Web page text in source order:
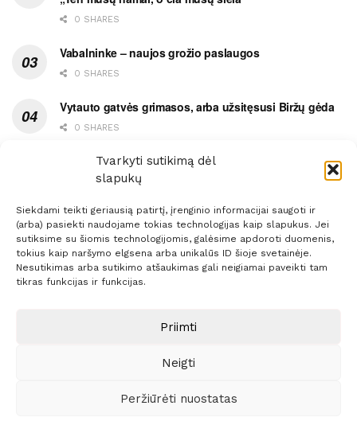
Tvarkyti sutikimą dėl
slapukų
Siekdami teikti geriausią patirtį, įrenginio informacijai saugoti ir
(arba) pasiekti naudojame tokias technologijas kaip slapukus. Jei
sutiksime su šiomis technologijomis, galėsime apdoroti duomenis,
tokius kaip naršymo elgsena arba unikalūs ID šioje svetainėje.
Nesutikimas arba sutikimo atšaukimas gali neigiamai paveikti tam
tikras funkcijas ir funkcijas.
Priimti
Neigti
Peržiūrėti nuostatas
0 SHARES
Vabalninke – naujos grožio paslaugos
0 SHARES
Vytauto gatvės grimasos, arba užsitęsusi Biržų gėda
0 SHARES
Pietų metas pažymėtas avarija
0 SHARES
Prenumerata Reklama
Sprendimas:ITBrolis